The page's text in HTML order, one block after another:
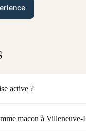
active ?
macon à Villeneuve-